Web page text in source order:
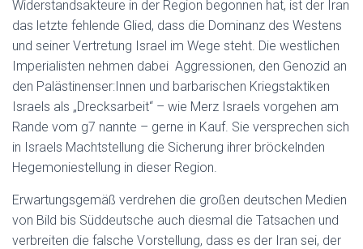
Widerstandsakteure in der Region begonnen hat, ist der Iran
das letzte fehlende Glied, dass die Dominanz des Westens
und seiner Vertretung Israel im Wege steht. Die westlichen
Imperialisten nehmen dabei Aggressionen, den Genozid an
den Palästinenser:Innen und barbarischen Kriegstaktiken
Israels als „Drecksarbeit“ – wie Merz Israels vorgehen am
Rande vom g7 nannte – gerne in Kauf. Sie versprechen sich
in Israels Machtstellung die Sicherung ihrer bröckelnden
Hegemoniestellung in dieser Region.
Erwartungsgemäß verdrehen die großen deutschen Medien
von Bild bis Süddeutsche auch diesmal die Tatsachen und
verbreiten die falsche Vorstellung, dass es der Iran sei, der